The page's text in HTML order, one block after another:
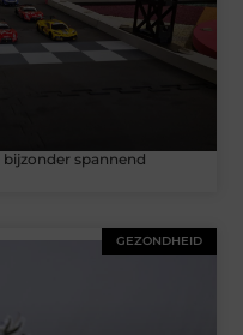
bijzonder spannend
GEZONDHEID